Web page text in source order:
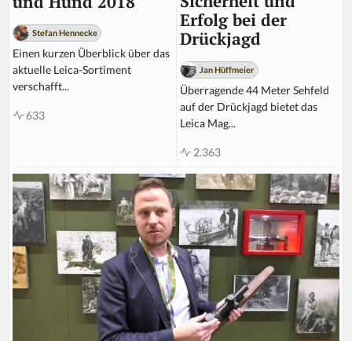
Stefan Hennecke
Einen kurzen Überblick über das
aktuelle Leica-Sortiment
verschafft...
633
Erfolg bei der
Drückjagd
Jan Hüffmeier
Überragende 44 Meter Sehfeld
auf der Drückjagd bietet das
Leica Mag...
2.363